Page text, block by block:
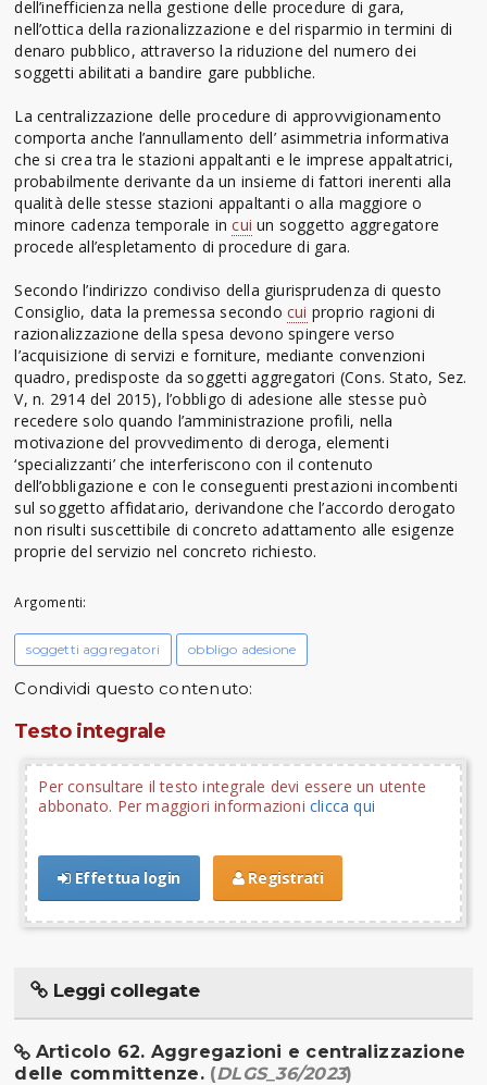
dell’inefficienza nella gestione delle procedure di gara,
nell’ottica della razionalizzazione e del risparmio in termini di
denaro pubblico, attraverso la riduzione del numero dei
soggetti abilitati a bandire gare pubbliche.
La centralizzazione delle procedure di approvvigionamento
comporta anche l’annullamento dell’ asimmetria informativa
che si crea tra le stazioni appaltanti e le imprese appaltatrici,
probabilmente derivante da un insieme di fattori inerenti alla
qualità delle stesse stazioni appaltanti o alla maggiore o
minore cadenza temporale incui un soggetto aggregatore
procede all’espletamento di procedure di gara.
Secondo l’indirizzo condiviso della giurisprudenza di questo
Consiglio, data la premessa secondo cui proprio ragioni di
razionalizzazione della spesa devono spingere verso
l’acquisizione di servizi e forniture, mediante convenzioni
quadro, predisposte da soggetti aggregatori (Cons. Stato, Sez.
V, n. 2914 del 2015), l’obbligo di adesione alle stesse può
recedere solo quando l’amministrazione profili, nella
motivazione del provvedimento di deroga, elementi
‘specializzanti’ che interferiscono con il contenuto
dell’obbligazione e con le conseguenti prestazioni incombenti
sul soggetto affidatario, derivandone che l’accordo derogato
non risulti suscettibile di concreto adattamento alle esigenze
proprie del servizio nel concreto richiesto.
Argomenti:
soggetti aggregatori obbligo adesione
Condividi questo contenuto:
Testo integrale
Per consultare il testo integrale devi essere un utente
abbonato. Per maggiori informazioni clicca qui
Effettua login Registrati
Leggi collegate
Articolo 62. Aggregazioni e centralizzazione
delle committenze. (DLGS_36/2023)